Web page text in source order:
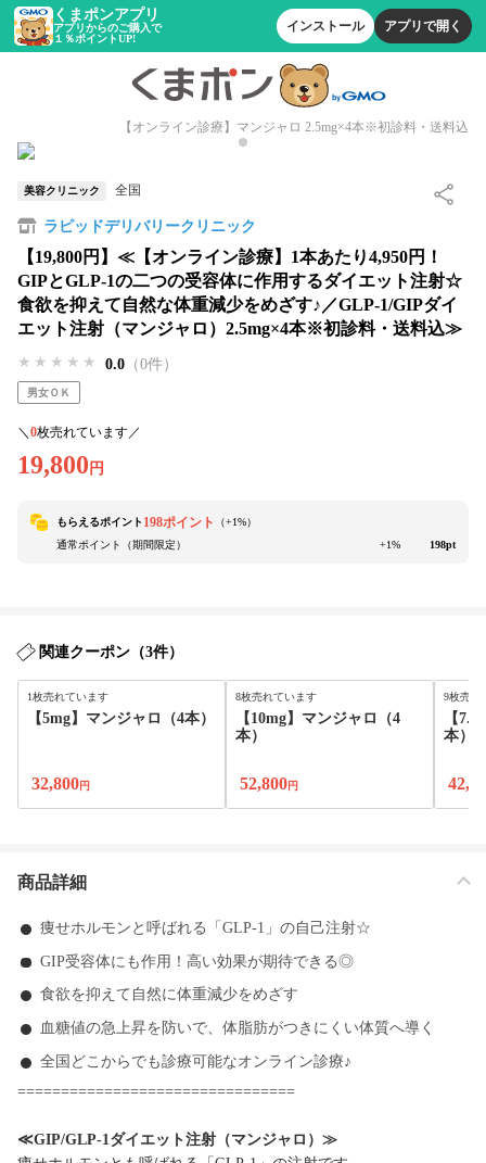
くまポンアプリ
アプリからのご購入で
１％ポイントUP!
インストール アプリで開く
【オンライン診療】マンジャロ 2.5mg×4本※初診料・送料込
美容クリニック 全国
ラピッドデリバリークリニック
【19,800円】≪【オンライン診療】1本あたり4,950円！
GIPとGLP-1の二つの受容体に作用するダイエット注射☆
食欲を抑えて自然な体重減少をめざす♪／GLP-1/GIPダイ
エット注射（マンジャロ）2.5mg×4本※初診料・送料込≫
★★★★★
★★★★★
★★★★★ 0.0 （0件）
男女ＯＫ
＼ 0枚売れています／
19,800 円
もらえるポイント 198ポイント （+1%）
通常ポイント（期間限定）
+1% 198pt
関連クーポン（3件）
1枚売れています
【5mg】マンジャロ（4本）
32,800円
8枚売れています
【10mg】マンジャロ（4
本）
52,800円
9枚売れ
【
本）
商品詳細
痩せホルモンと呼ばれる「GLP-1」の自己注射☆
GIP受容体にも作用！高い効果が期待できる◎
食欲を抑えて自然に体重減少をめざす
血糖値の急上昇を防いで、体脂肪がつきにくい体質へ導く
全国どこからでも診療可能なオンライン診療♪
================================
≪GIP/GLP-1ダイエット注射（マンジャロ）≫